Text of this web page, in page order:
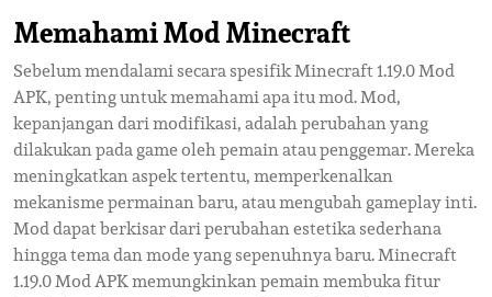
Memahami Mod Minecraft
Sebelum mendalami secara spesifik Minecraft 1.19.0 Mod
APK, penting untuk memahami apa itu mod. Mod,
kepanjangan dari modifikasi, adalah perubahan yang
dilakukan pada game oleh pemain atau penggemar. Mereka
meningkatkan aspek tertentu, memperkenalkan
mekanisme permainan baru, atau mengubah gameplay inti.
Mod dapat berkisar dari perubahan estetika sederhana
hingga tema dan mode yang sepenuhnya baru. Minecraft
1.19.0 Mod APK memungkinkan pemain membuka fitur